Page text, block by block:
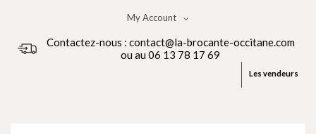
My Account
Contactez-nous : contact@la-brocante-occitane.com
ou au 06 13 78 17 69
Les vendeurs